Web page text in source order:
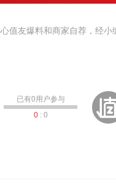
值友爆料和商家自荐，经
已有0用户参与
0: 0